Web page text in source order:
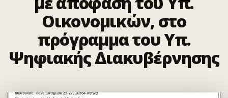
Οικονομικών, στο
πρόγραμμα του Υπ.
Ψηφιακής Διακυβέρνησης